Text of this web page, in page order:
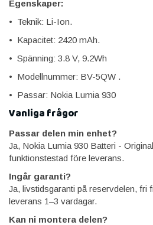
Egenskaper:
• Teknik: Li-Ion.
• Kapacitet: 2420 mAh.
• Spänning: 3.8 V, 9.2Wh
• Modellnummer: BV-5QW .
• Passar: Nokia Lumia 930
Vanliga frågor
Passar delen min enhet?
Ja, Nokia Lumia 930 Batteri -
funktionstestad före leverans.
Ingår garanti?
Ja, livstidsgaranti på reservdelen, fri
leverans 1–3 vardagar.
Kan ni montera delen?